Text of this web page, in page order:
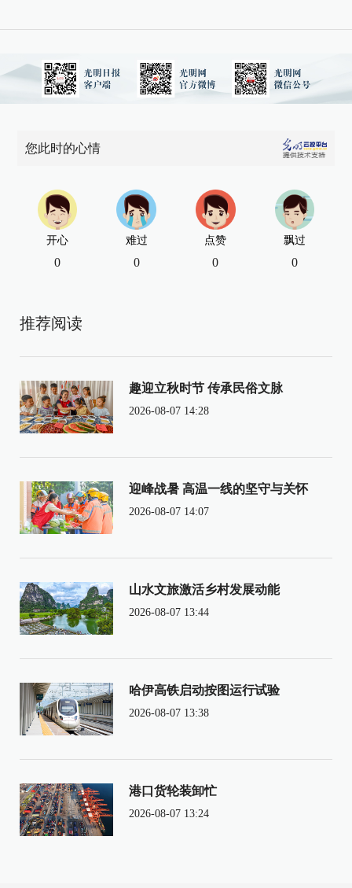
您此时的心情
开心
0
难过
0
点赞
0
飘过
0
推荐阅读
趣迎立秋时节 传承民俗文脉
2026-08-07 14:28
迎峰战暑 高温一线的坚守与关怀
2026-08-07 14:07
山水文旅激活乡村发展动能
2026-08-07 13:44
哈伊高铁启动按图运行试验
2026-08-07 13:38
港口货轮装卸忙
2026-08-07 13:24